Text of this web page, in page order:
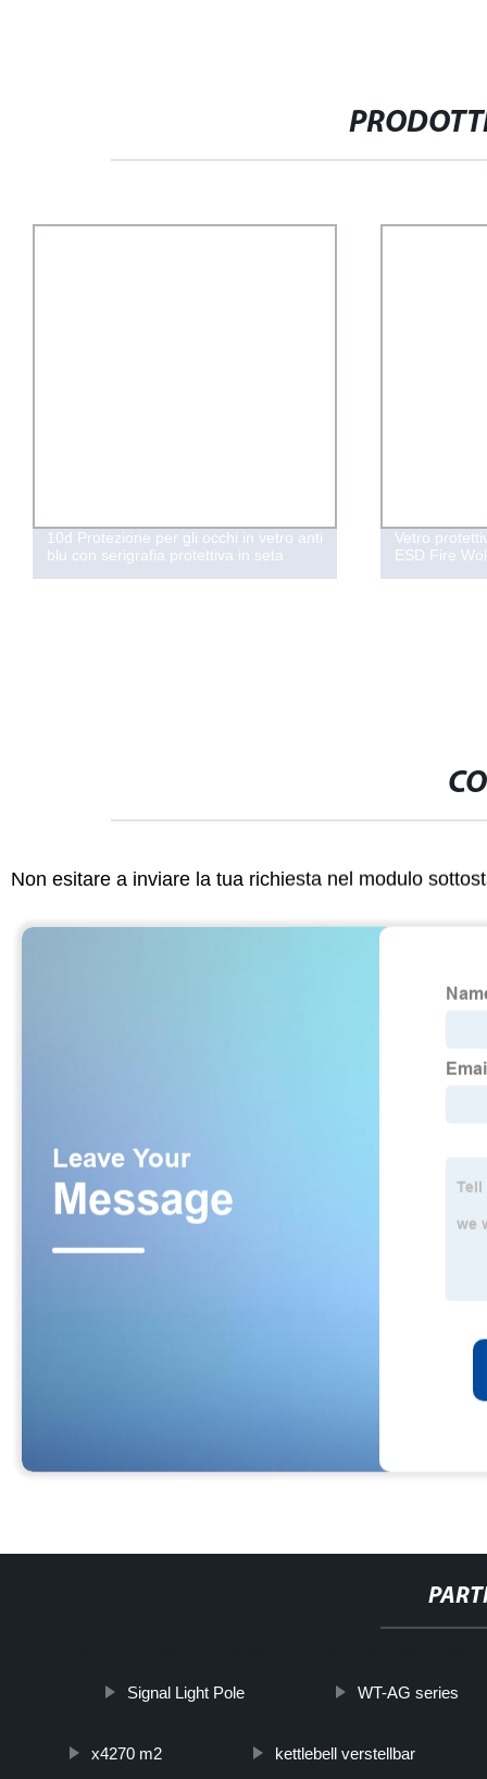
10d Protezione per gli occhi in vetro anti
blu con serigrafia protettiva in seta
Vetro
ESD Fire
Non esitare a inviare la tua richiesta nel modulo
Signal Light Pole WT-AG series
x4270 m2 kettlebell verstellbar